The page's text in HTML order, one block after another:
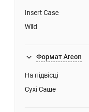
Insert Case
Wild
Формат Areon
На підвісці
Сухі Саше